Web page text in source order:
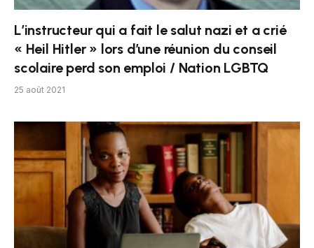
L’instructeur qui a fait le salut nazi et a crié
« Heil Hitler » lors d’une réunion du conseil
scolaire perd son emploi / Nation LGBTQ
25 août 2021